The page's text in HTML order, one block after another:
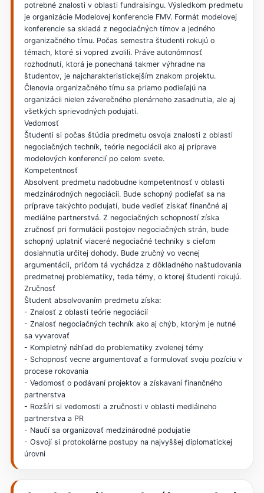
potrebné znalosti v oblasti fundraisingu. Výsledkom predmetu
je organizácie Modelovej konferencie FMV. Formát modelovej
konferencie sa skladá z negociačných tímov a jedného
organizačného tímu. Počas semestra študenti rokujú o
témach, ktoré si vopred zvolili. Práve autonómnosť
rozhodnutí, ktorá je ponechaná takmer výhradne na
študentov, je najcharakteristickejším znakom projektu.
Členovia organizačného tímu sa priamo podieľajú na
organizácii nielen záverečného plenárneho zasadnutia, ale aj
všetkých sprievodných podujatí.
Vedomosť
Študenti si počas štúdia predmetu osvoja znalosti z oblasti
negociačných techník, teórie negociácii ako aj príprave
modelových konferencií po celom svete.
Kompetentnosť
Absolvent predmetu nadobudne kompetentnosť v oblasti
medzinárodných negociácii. Bude schopný podieľať sa na
príprave takýchto podujatí, bude vedieť získať finančné aj
mediálne partnerstvá. Z negociačných schopností získa
zručnosť pri formulácii postojov negociačných strán, bude
schopný uplatniť viaceré negociačné techniky s cieľom
dosiahnutia určitej dohody. Bude zručný vo vecnej
argumentácii, pričom tá vychádza z dôkladného naštudovania
predmetnej problematiky, teda témy, o ktorej študenti rokujú.
Zručnosť
Študent absolvovaním predmetu získa:
- Znalosť z oblasti teórie negociácií
- Znalosť negociačných techník ako aj chýb, ktorým je nutné
sa vyvarovať
- Kompletný náhľad do problematiky zvolenej témy
- Schopnosť vecne argumentovať a formulovať svoju pozíciu v
procese rokovania
- Vedomosť o podávaní projektov a získavaní finančného
partnerstva
- Rozšíri si vedomosti a zručnosti v oblasti mediálneho
partnerstva a PR
- Naučí sa organizovať medzinárodné podujatie
- Osvojí si protokolárne postupy na najvyššej diplomatickej
úrovni